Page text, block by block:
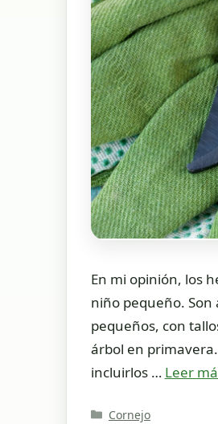
En mi opinión, los
niño pequeño.
pequeños, con
árbol en
incluirlos … Leer
Categorías
Cornejo